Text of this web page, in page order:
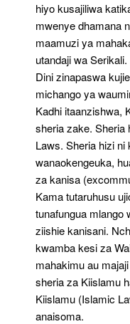
hiyo kusajiliwa
mwenye dhamana
maamuzi ya
utandaji wa Serikali.
Dini zinapaswa
michango ya
Kadhi itaanzishwa,
sheria zake. Sheria
Laws. Sheria hizi
wanaokengeuka,
za kanisa
Kama tutaruhusu
tunafungua mlango
ziishie kanisani.
kwamba kesi za
mahakimu au
sheria za Kiislamu
Kiislamu (Islamic
anaisoma.